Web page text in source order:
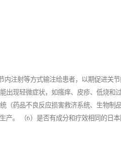
内注射等方式输注给患者，以期促进关
出现轻微症状，如瘙痒、皮疹、低烧和
药品不良反应损害救济系统、生物制
。 （6）是否有成分和疗效相同的日